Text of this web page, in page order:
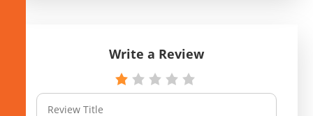
Write a Review